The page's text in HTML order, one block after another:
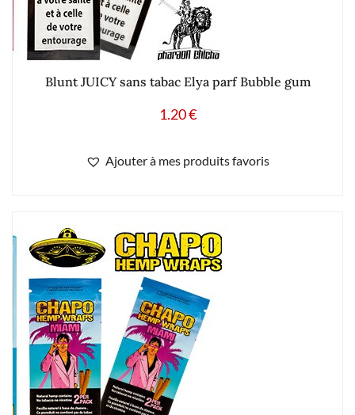
Blunt JUICY sans tabac Elya parf Bubble gum
1.20€
Ajouter à mes produits favoris